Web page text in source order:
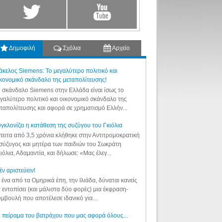
Δημοφιλή Σχόλια Αρχείο
Siemens: Το μεγαλύτερο πολιτικό και
σκάνδαλο της μεταπολίτευσης!
σκάνδαλο Siemens στην Ελλάδα είναι ίσως το
πολιτικό και οικονομικό σκάνδαλο της
και αφορά σε χρηματισμό Ελλήν...
η κατάθεση της συζύγου του Γκιόλια
από 3,5 χρόνια κλήθηκε στην Αντιτρομοκρατική
και μητέρα των παιδιών του Σωκράτη
Αδαμαντία, και δήλωσε: «Μας έλεγ...
αριστεύειν!
ένα από τα Ομηρικά έπη, την Ιλιάδα, δύναται κανείς
εντοπίσει (και μάλιστα δύο φορές) μια έκφραση-
που αποτέλεσε ιδανικό για...
πείραμα του βατράχου που μας αφορά όλους...